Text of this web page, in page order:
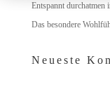
Entspannt durchatmen
Das besondere
Neueste